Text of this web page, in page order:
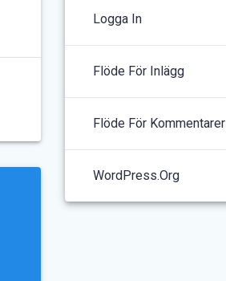
Logga In
Flöde För Inlägg
Flöde För Kommentarer
WordPress.org